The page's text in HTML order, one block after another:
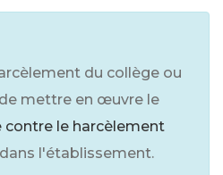
du collège ou
mettre en œuvre le
le harcèlement
dans l'établissement.